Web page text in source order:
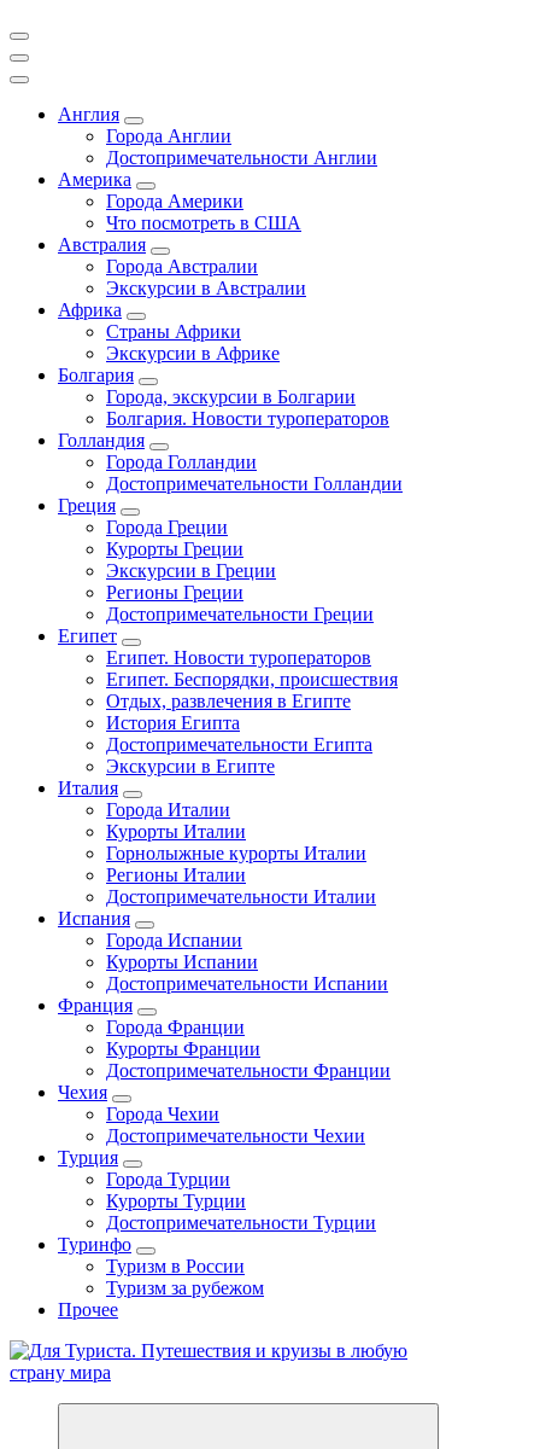
Англия
Города Англии
Достопримечательности Англии
Америка
Города Америки
Что посмотреть в США
Австралия
Города Австралии
Экскурсии в Австралии
Африка
Страны Африки
Экскурсии в Африке
Болгария
Города, экскурсии в Болгарии
Болгария. Новости туроператоров
Голландия
Города Голландии
Достопримечательности Голландии
Греция
Города Греции
Курорты Греции
Экскурсии в Греции
Регионы Греции
Достопримечательности Греции
Египет
Египет. Новости туроператоров
Египет. Беспорядки, происшествия
Отдых, развлечения в Египте
История Египта
Достопримечательности Египта
Экскурсии в Египте
Италия
Города Италии
Курорты Италии
Горнолыжные курорты Италии
Регионы Италии
Достопримечательности Италии
Испания
Города Испании
Курорты Испании
Достопримечательности Испании
Франция
Города Франции
Курорты Франции
Достопримечательности Франции
Чехия
Города Чехии
Достопримечательности Чехии
Турция
Города Турции
Курорты Турции
Достопримечательности Турции
Туринфо
Туризм в России
Туризм за рубежом
Прочее
Новости туризма, куда поехать на отдых, где провести отпуск.